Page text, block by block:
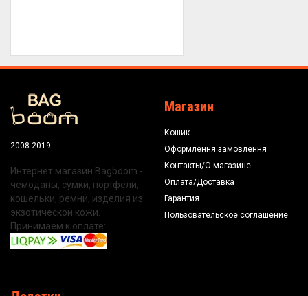
2008-2019
Интернет магазин Bagboom -
чемоданы, сумки, портфели,
кошельки, ремни, изделия из
экзотической кожи.
Принимаем к оплате:
Магазин
Кошик
Оформлення замовлення
Контакты/О магазине
Оплата/Доставка
Гарантия
Пользовательское соглашение